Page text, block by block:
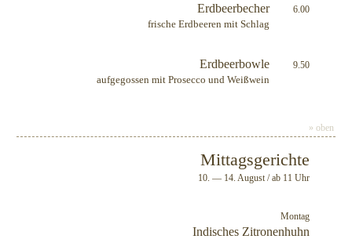
Erdbeerbecher
frische Erdbeeren mit Schlag
6.00
Erdbeerbowle
aufgegossen mit Prosecco und Weißwein
9.50
» oben
Mittagsgerichte
10. — 14. August / ab 11 Uhr
Montag
Indisches Zitronenhuhn